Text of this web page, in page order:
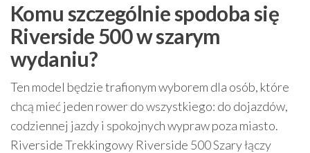
Komu szczególnie spodoba się
Riverside 500 w szarym
wydaniu?
Ten model będzie trafionym wyborem dla osób, które
chcą mieć jeden rower do wszystkiego: do dojazdów,
codziennej jazdy i spokojnych wypraw poza miasto.
Riverside Trekkingowy Riverside 500 Szary łączy